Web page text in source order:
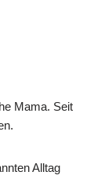
Mama. Seit
Alltag